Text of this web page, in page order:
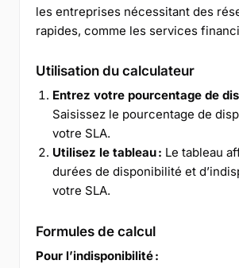
les entreprises nécessitant des
rapides, comme les services
Utilisation du calculateur
Entrez votre pourcentage de
Saisissez le pourcentage de
votre SLA.
Utilisez le tableau : Le tableau
durées de disponibilité et
votre SLA.
Formules de calcul
Pour l’indisponibilité :